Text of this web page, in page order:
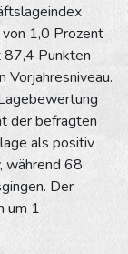
1,0 Prozent
87,4 Punkten
Vorjahresniveau.
der befragten
als positiv
während 68
Der
um 1